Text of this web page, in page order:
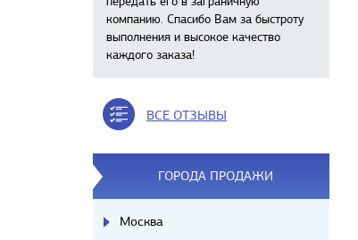
компанию. Спасибо Вам за быстроту
выполнения и высокое качество
каждого заказа!
ВСЕ ОТЗЫВЫ
ГОРОДА ПРОДАЖИ
Москва